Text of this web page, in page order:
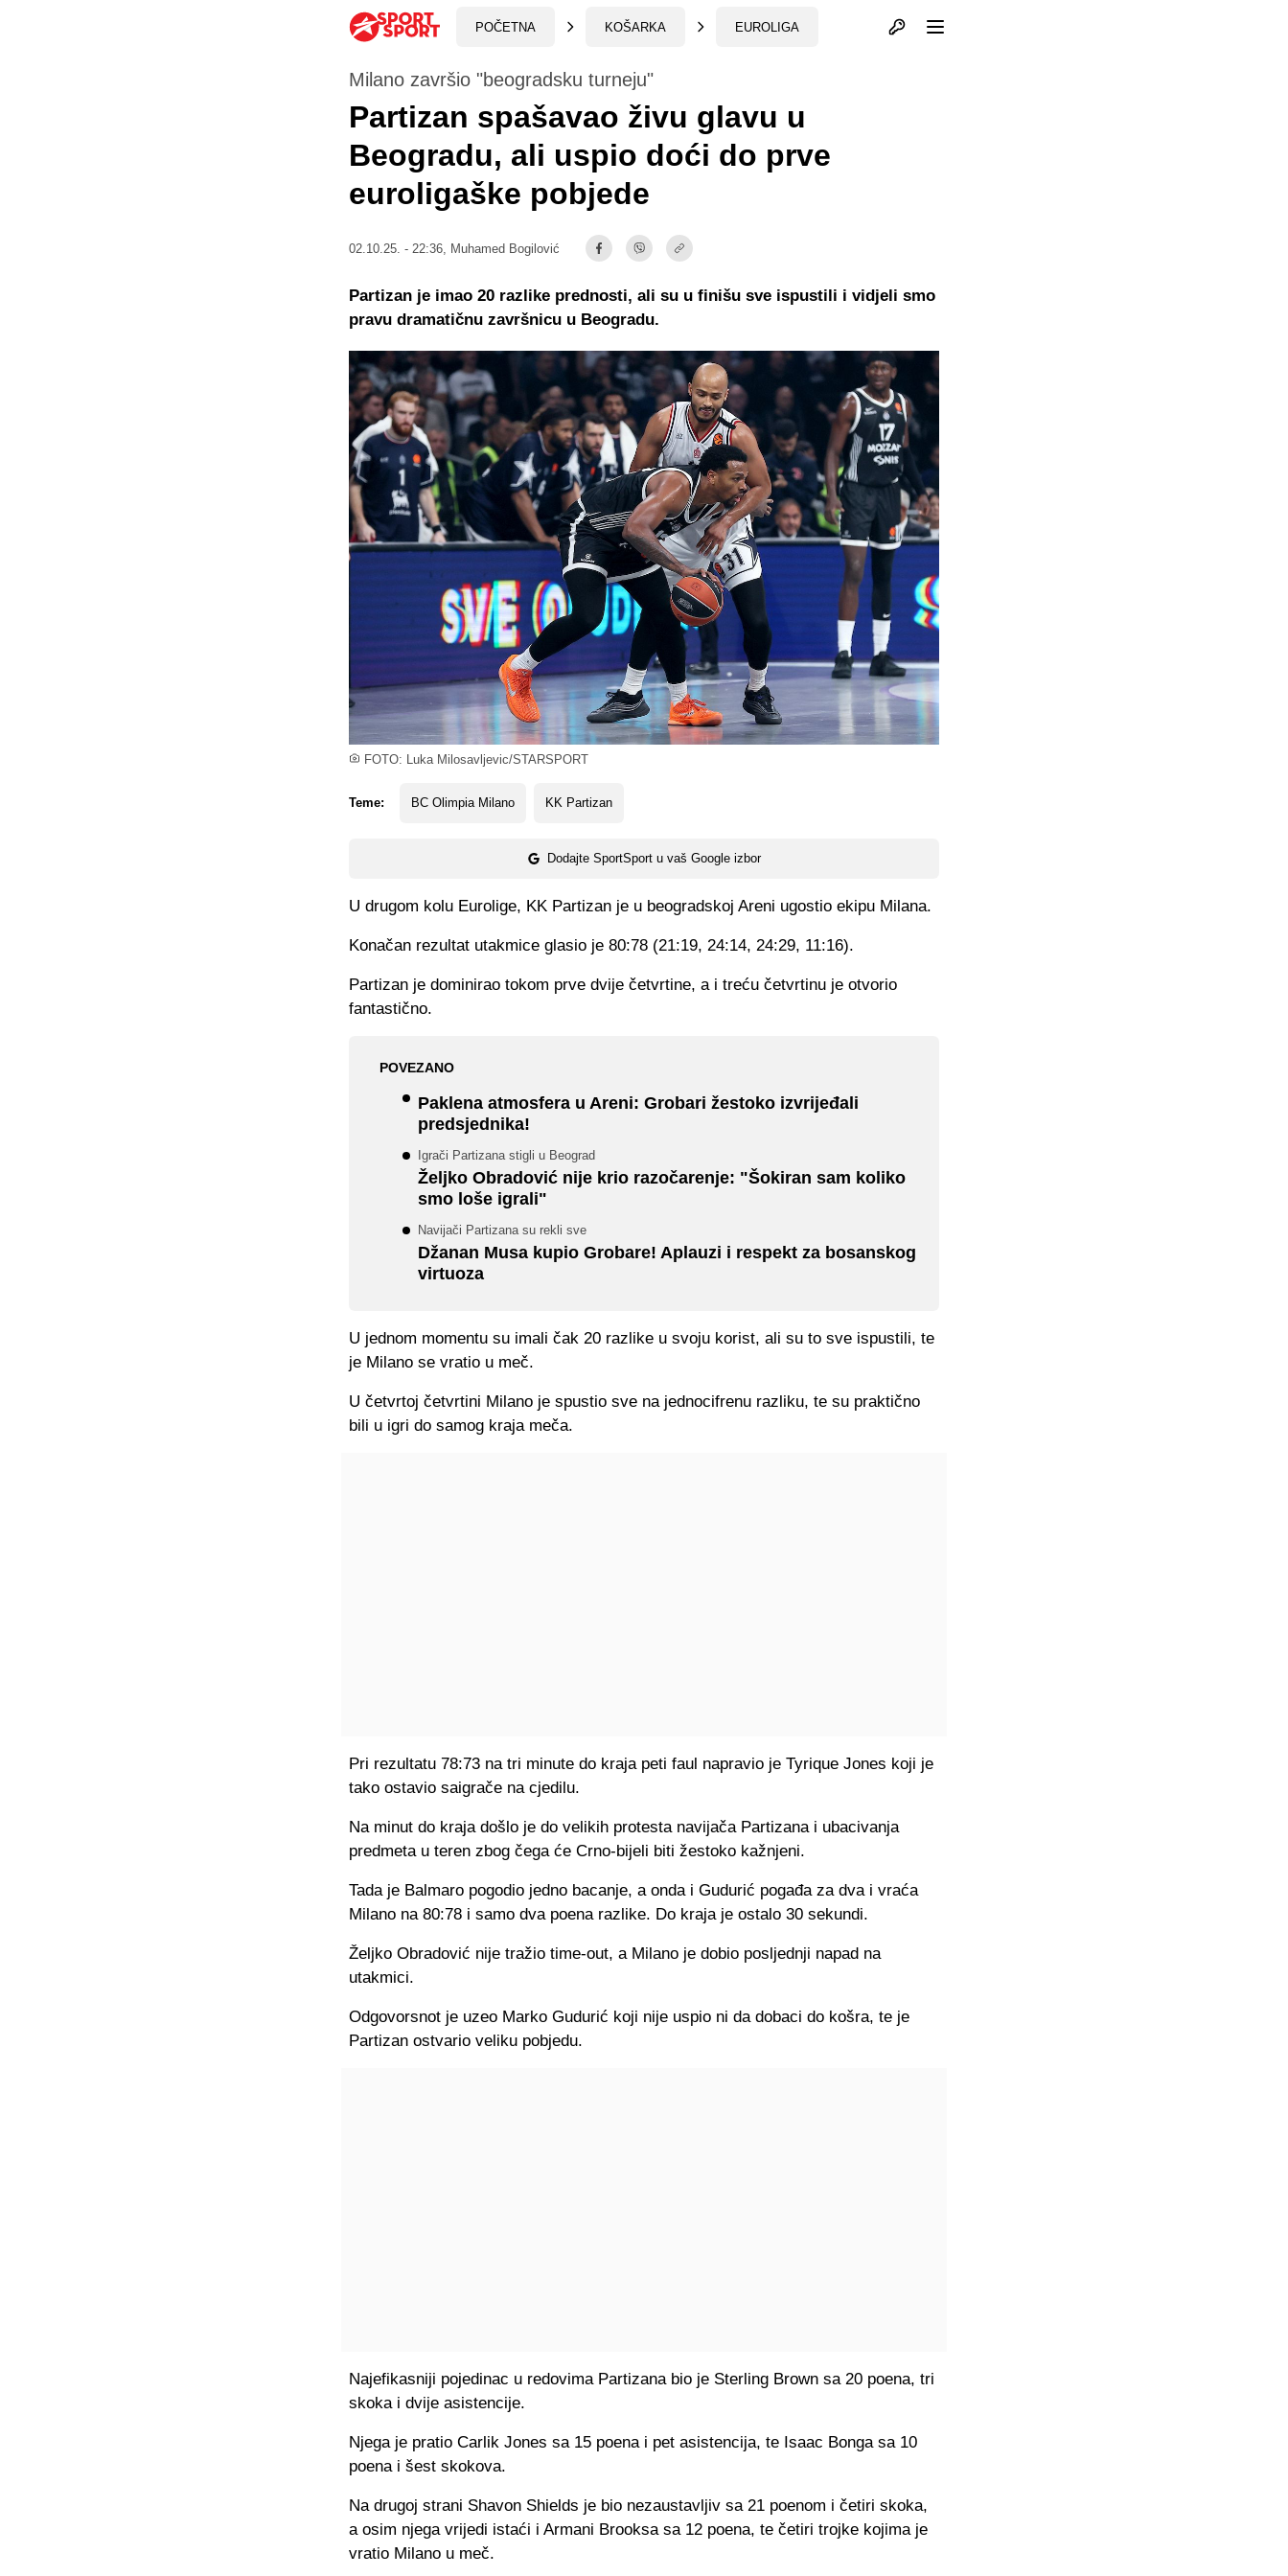
POČETNA KOŠARKA EUROLIGA Otvori profil
FOTO: Luka Milosavljevic/STARSPORT
Milano završio "beogradsku turneju"
Partizan spašavao živu glavu u
Beogradu, ali uspio doći do prve
euroligaške pobjede
02.10.25. - 22:36, Muhamed Bogilović
Teme: BC Olimpia Milano KK Partizan
Dodajte SportSport u vaš Google izbor
Partizan je imao 20 razlike prednosti, ali su u finišu sve ispustili i vidjeli smo
pravu dramatičnu završnicu u Beogradu.
U drugom kolu Eurolige, KK Partizan je u beogradskoj Areni ugostio ekipu Milana.
Konačan rezultat utakmice glasio je 80:78 (21:19, 24:14, 24:29, 11:16).
Partizan je dominirao tokom prve dvije četvrtine, a i treću četvrtinu je otvorio
fantastično.
POVEZANO
Paklena atmosfera u Areni: Grobari žestoko izvrijeđali
predsjednika!
Igrači Partizana stigli u Beograd
Željko Obradović nije krio razočarenje: "Šokiran sam koliko
smo loše igrali"
Navijači Partizana su rekli sve
Džanan Musa kupio Grobare! Aplauzi i respekt za bosanskog
virtuoza
U jednom momentu su imali čak 20 razlike u svoju korist, ali su to sve ispustili, te
je Milano se vratio u meč.
U četvrtoj četvrtini Milano je spustio sve na jednocifrenu razliku, te su praktično
bili u igri do samog kraja meča.
Pri rezultatu 78:73 na tri minute do kraja peti faul napravio je Tyrique Jones koji je
tako ostavio saigrače na cjedilu.
Na minut do kraja došlo je do velikih protesta navijača Partizana i ubacivanja
predmeta u teren zbog čega će Crno-bijeli biti žestoko kažnjeni.
Tada je Balmaro pogodio jedno bacanje, a onda i Gudurić pogađa za dva i vraća
Milano na 80:78 i samo dva poena razlike. Do kraja je ostalo 30 sekundi.
Željko Obradović nije tražio time-out, a Milano je dobio posljednji napad na
utakmici.
Odgovorsnot je uzeo Marko Gudurić koji nije uspio ni da dobaci do košra, te je
Partizan ostvario veliku pobjedu.
Najefikasniji pojedinac u redovima Partizana bio je Sterling Brown sa 20 poena, tri
skoka i dvije asistencije.
Njega je pratio Carlik Jones sa 15 poena i pet asistencija, te Isaac Bonga sa 10
poena i šest skokova.
Na drugoj strani Shavon Shields je bio nezaustavljiv sa 21 poenom i četiri skoka,
a osim njega vrijedi istaći i Armani Brooksa sa 12 poena, te četiri trojke kojima je
vratio Milano u meč.